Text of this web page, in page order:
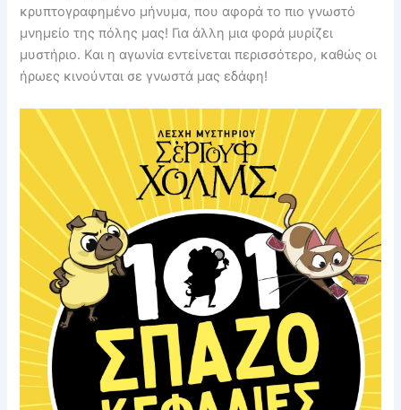
κρυπτογραφημένο μήνυμα, που αφορά το πιο γνωστό
μνημείο της πόλης μας! Για άλλη μια φορά μυρίζει
μυστήριο. Και η αγωνία εντείνεται περισσότερο, καθώς οι
ήρωες κινούνται σε γνωστά μας εδάφη!